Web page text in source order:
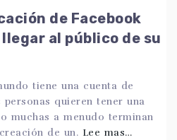
de Facebook
al público de su
tiene una cuenta de
personas quieren tener una
muchas a menudo terminan
de un. Lee mas…